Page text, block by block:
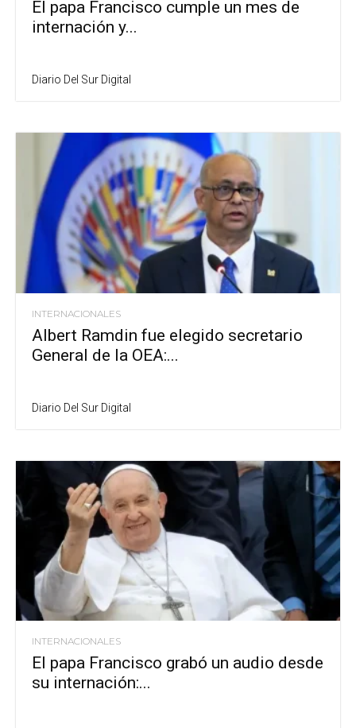
El papa Francisco cumple un mes de
internación y...
Diario Del Sur Digital
INTERNACIONALES
Albert Ramdin fue elegido secretario
General de la OEA:...
Diario Del Sur Digital
INTERNACIONALES
El papa Francisco grabó un audio desde
su internación:...